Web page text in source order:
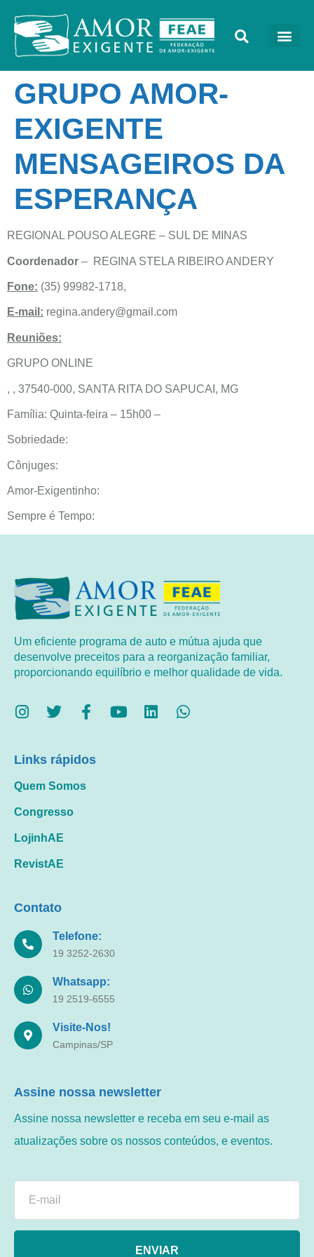
GRUPO AMOR-
EXIGENTE
MENSAGEIROS DA
ESPERANÇA
REGIONAL POUSO ALEGRE – SUL DE MINAS
Coordenador – REGINA STELA RIBEIRO ANDERY
Fone: (35) 99982-1718,
E-mail: regina.andery@gmail.com
Reuniões:
GRUPO ONLINE
, , 37540-000, SANTA RITA DO SAPUCAI, MG
Família: Quinta-feira – 15h00 –
Sobriedade:
Cônjuges:
Amor-Exigentinho:
Sempre é Tempo:
Um eficiente programa de auto e mútua ajuda que
desenvolve preceitos para a reorganização familiar,
proporcionando equilíbrio e melhor qualidade de vida.
Links rápidos
Quem Somos
Congresso
LojinhAE
RevistAE
Contato
Telefone:
19 3252-2630
Whatsapp:
19 2519-6555
Visite-Nos!
Campinas/SP
Assine nossa newsletter
Assine nossa newsletter e receba em seu e-mail as
atualizações sobre os nossos conteúdos, e eventos.
ENVIAR